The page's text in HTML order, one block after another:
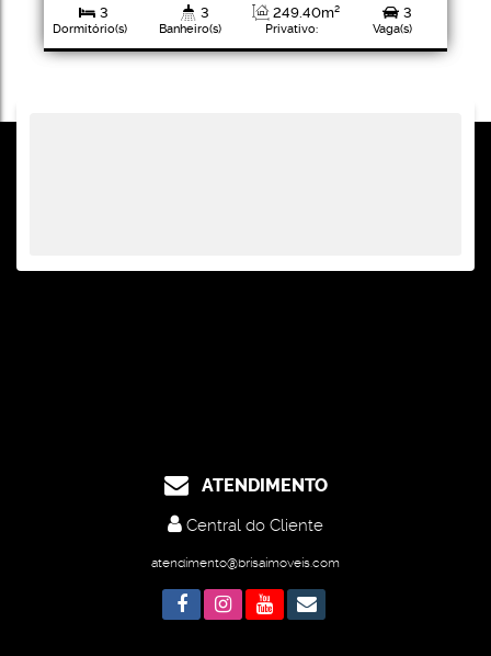
3
Dormitório(s)
3
Banheiro(s) Privativo:
249 .40m²
3
Suíte(s) Total:
319.10m²
3
Vaga(s)
ATENDIMENTO
Central do Cliente
atendimento@brisaimoveis.com